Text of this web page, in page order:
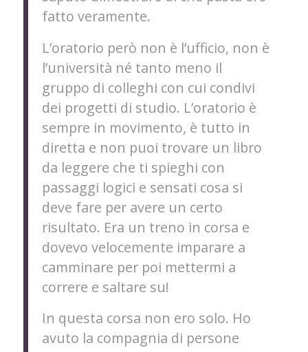
fatto veramente.
L’oratorio però non è l’ufficio, non è
l’università né tanto meno il
gruppo di colleghi con cui condivi
dei progetti di studio. L’oratorio è
sempre in movimento, è tutto in
diretta e non puoi trovare un libro
da leggere che ti spieghi con
passaggi logici e sensati cosa si
deve fare per avere un certo
risultato. Era un treno in corsa e
dovevo velocemente imparare a
camminare per poi mettermi a
correre e saltare su!
In questa corsa non ero solo. Ho
avuto la compagnia di persone